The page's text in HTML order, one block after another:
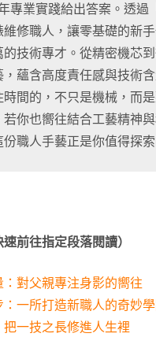
專業實踐給出答案。透過
維修職人，讓零基礎的新
技術專才。從精密機芯
蘊含高度責任感與技術含
間的，不只是機械，而
你也嚮往結合工藝精神
職人手藝正是你值得探索
前往指定段落閱讀）
對父親專注身影的嚮往
一所打造新職人的奇妙
一技之長修進人生裡